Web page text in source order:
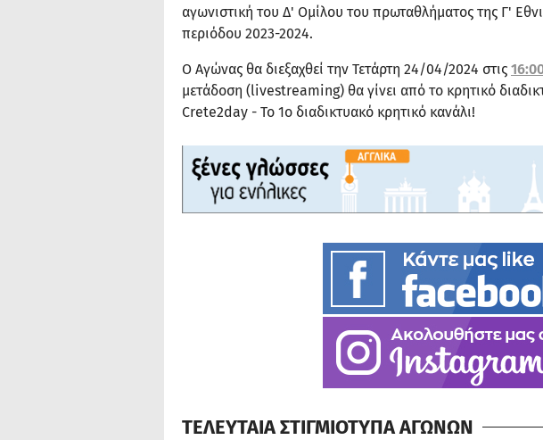
αγωνιστική του Δ' Ομίλου του πρωταθλήματος της Γ'
περιόδου 2023-2024.
Ο Αγώνας θα διεξαχθεί την Τετάρτη 24/04/2024 στις
μετάδοση (livestreaming) θα γίνει από το κρητικό
Crete2day - Το 1ο διαδικτυακό κρητικό κανάλι!
ΤΕΛΕΥΤΑΙΑ ΣΤΙΓΜΙΟΤΥΠΑ ΑΓΩΝΩΝ